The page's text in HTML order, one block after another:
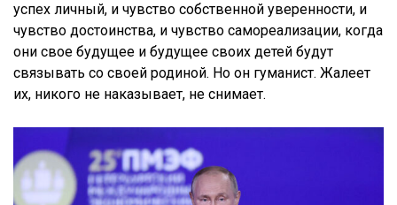
успех личный, и чувство собственной уверенности, и
чувство достоинства, и чувство самореализации, когда
они свое будущее и будущее своих детей будут
связывать со своей родиной. Но он гуманист. Жалеет
их, никого не наказывает, не снимает.